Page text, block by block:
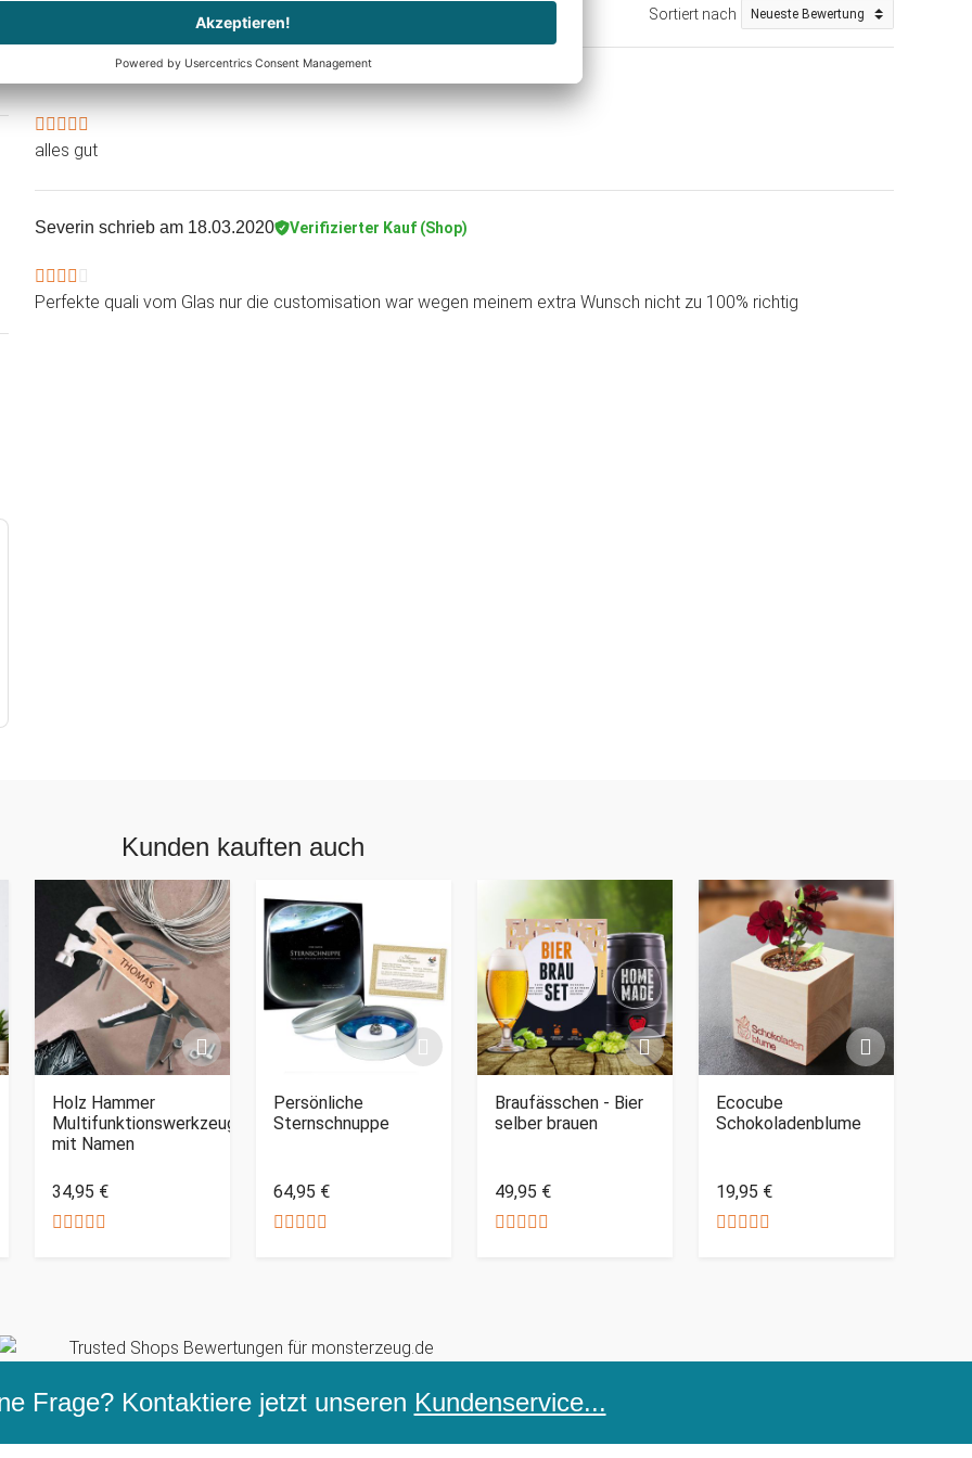
Sortiert nach
schrieb am 31.10.2022
alles gut
Severin schrieb am 18.03.2020 Verifizierter Kauf (Shop)
Perfekte quali vom Glas nur die customisation war wegen meinem extra Wunsch nicht zu 100% richtig
Kunden kauften auch
Holz Hammer
Multifunktionswerkzeug
mit Namen
34,95 €
Persönliche
Sternschnuppe
64,95 €
Braufässchen - Bier
selber brauen
49,95 €
Ecocube
Schokoladenblume
19,95 €
Frage? Kontaktiere jetzt unseren Kundenservice...